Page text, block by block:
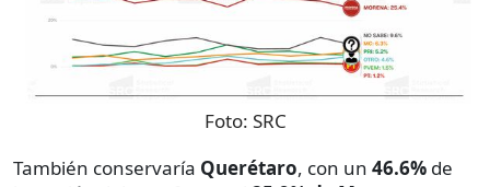
Foto: SRC
También conservaría Querétaro, con un 46.6% de